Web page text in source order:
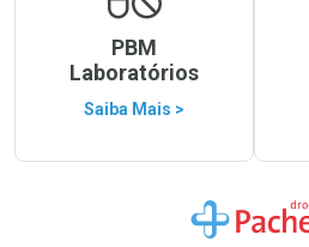
PBM
Laboratórios
Saiba Mais >
Ir para a Home